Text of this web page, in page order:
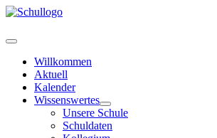
Willkommen
Aktuell
Kalender
Wissenswertes
Unsere Schule
Schuldaten